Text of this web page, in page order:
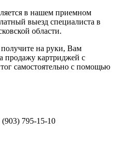
в нашем приемном
выезд специалиста в
области.
на руки, Вам
продажу картриджей с
самостоятельно с помощью
(903) 795-15-10